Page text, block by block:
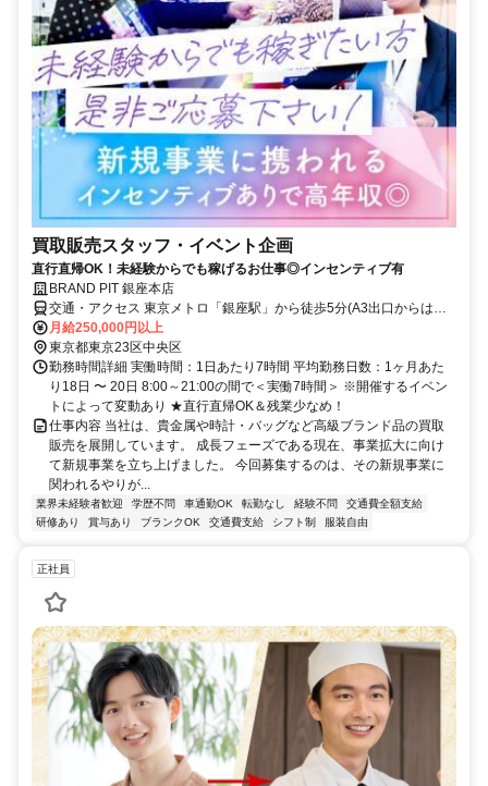
買取販売スタッフ・イベント企画
直行直帰OK！未経験からでも稼げるお仕事◎インセンティブ有
BRAND PIT 銀座本店
交通・アクセス 東京メトロ「銀座駅」から徒歩5分(A3出口からは徒
歩2分）
月給250,000円以上
東京都東京23区中央区
勤務時間詳細 実働時間：1日あたり7時間 平均勤務日数：1ヶ月あた
り18日 〜 20日 8:00～21:00の間で＜実働7時間＞ ※開催するイベン
トによって変動あり ★直行直帰OK＆残業少なめ！
仕事内容 当社は、貴金属や時計・バッグなど高級ブランド品の買取
販売を展開しています。 成長フェーズである現在、事業拡大に向け
て新規事業を立ち上げました。 今回募集するのは、その新規事業に
関われるやりが...
業界未経験者歓迎 学歴不問 車通勤OK 転勤なし 経験不問
交通費全額支給
研修あり
賞与あり ブランクOK 交通費支給 シフト制 服装自由
正社員